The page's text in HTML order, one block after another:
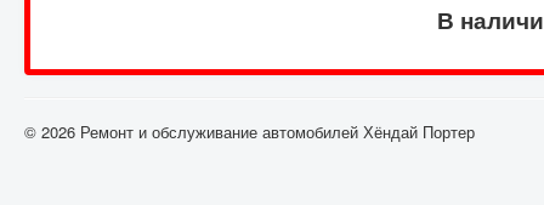
В
© 2026 Ремонт и обслуживание автомобилей Хёндай Портер